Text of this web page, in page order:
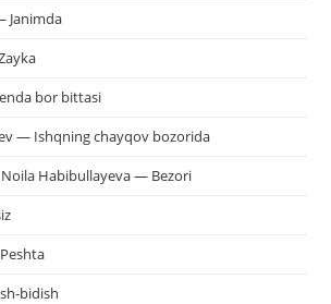
Janimda
bor bittasi
— Ishqning chayqov bozorida
Noila Habibullayeva — Bezori
bidish